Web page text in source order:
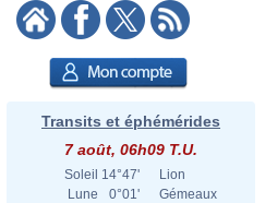
Transits et éphémérides
7 août, 06h09 T.U.
Soleil 14°47'
Lion
Lune
0°01'
Gémeaux